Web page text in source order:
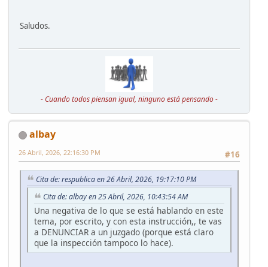
Saludos.
- Cuando todos piensan igual, ninguno está pensando -
albay
#16
26 Abril, 2026, 22:16:30 PM
Cita de: respublica en 26 Abril, 2026, 19:17:10 PM
Cita de: albay en 25 Abril, 2026, 10:43:54 AM
Una negativa de lo que se está hablando en este
tema, por escrito, y con esta instrucción,, te vas
a DENUNCIAR a un juzgado (porque está claro
que la inspección tampoco lo hace).